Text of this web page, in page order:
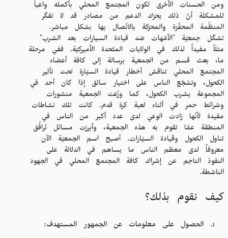
ومن الحسنات الأخرى لكون المجتمع المحلي بأكمله واعياً
للمشكلة أنّ ذلك يحرّك الدعم من مصادر قد لا تفكّر
المنظّمة المحفّزة والمحرّكة بالاتّصال بها بشكل مباشر.
تشكّل جمعيّة "الأمّهات ضد قيادة السيارات بعد الشرب"
مثلاً مفيداً لذلك في الولايات المتّحدة الأميركيّة. ففي مرحلة
ما، بعث قسم من الجمعية برسالة إلى كافة أعضاء
المجتمع المحلي تناقش أخطار قيادة السيّارة تحت تأثير
الكحول، وتشجّع الناس على اختيار سائق إذا كان أحد في
المجموعة يشرب الكحول، كما وزّعت الجمعية منشورات
وشرائط حمر في أثناء لعبة كرة قدم. كانت تلك نشاطات
مفيدة لأنّها زادت الوعي لدى عدد أكبر من الناس في
المنطقة عمّا تقوم به هذه الجمعية، وأبرزت مسائل تَرافُق
تناول الكحول وقيادة السيّارات. أصبح اسم الجمعيّة الآن
معروفاً لدى معظم الناس ما يساهم في الدلالة على
النفوذ الناجم عن إشراك كافة المجتمع المحلي في الجهود
الناشطة.
كيف نقوم بذلك؟
الحصول على معلومات عن الجمهور المستهدف: